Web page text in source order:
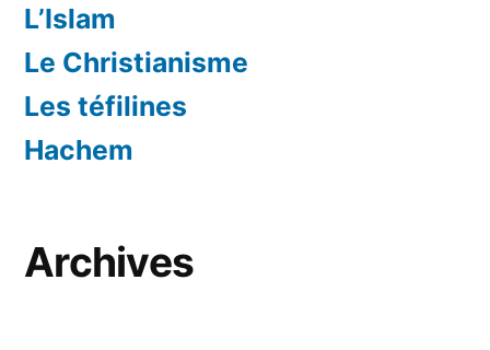
L’Islam
Le Christianisme
Les téfilines
Hachem
Archives